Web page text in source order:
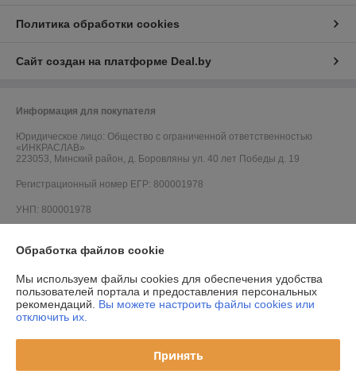
Политика обработки cookies
Сайт создан на платформе Deal.by
Информация для покупателя
Юридическое лицо: Общество с ограниченной ответственностью
«ИНКРАСЛАВ»
223053, Минский район, д. Боровляны ул. 40 лет Победы д. 19
Регистрационный номер ЕГР: 800001978
УНП: 800001978
Дата регистрации компании: 24.03.2014
Ссылка на свидетельство/лицензию
Ссылка на свидетельство/лицензию
Ссылка на свидетельство/лицензию
Обработка файлов cookie
Мы используем файлы cookies для обеспечения удобства
пользователей портала и предоставления персональных
рекомендаций. Вы можете настроить файлы cookies или
отключить их.
Принять